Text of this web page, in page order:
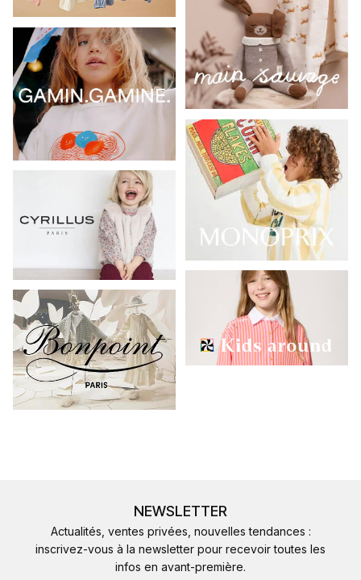
NEWSLETTER
Actualités, ventes privées, nouvelles tendances :
inscrivez-vous à la newsletter pour recevoir toutes les
infos en avant-première.